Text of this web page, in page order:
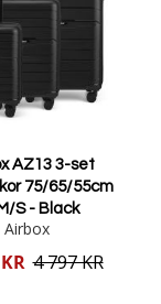
AZ13 3-set
75/65/55cm
S - Black
Airbox
4 797 KR